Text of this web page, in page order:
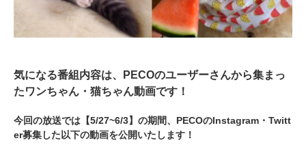
気になる番組内容は、PECOのユーザーさんから集まっ
たワンちゃん・猫ちゃん動画です！
今回の放送では【5/27~6/3】の期間、PECOのInstagram・Twitt
er募集した以下の動画を公開いたします！